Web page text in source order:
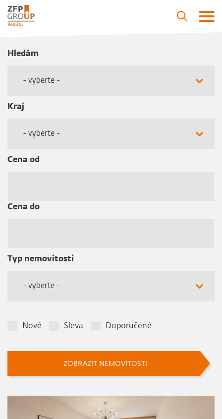
Hledám
- vyberte -
Kraj
- vyberte -
Cena od
Cena do
Typ nemovitosti
- vyberte -
Nové Sleva Doporučené
ZOBRAZIT NEMOVITOSTI